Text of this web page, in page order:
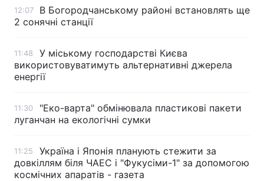
Головна Війна
Україна Політика
Економіка Світ
12:07
В Богородчанському районі встановлять ще
2 сонячні станції
11:48
У міському господарстві Києва
використовуватимуть альтернативні джерела
енергії
11:30
"Еко-варта" обмінювала пластикові пакети
луганчан на екологічні сумки
11:25
Україна і Японія планують стежити за
довкіллям біля ЧАЕС і "Фукусіми-1" за допомогою
космічних апаратів - газета